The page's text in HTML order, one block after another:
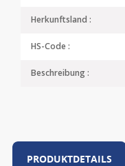
Herkunftsland :
HS-Code :
Beschreibung :
PRODUKTDETAILS